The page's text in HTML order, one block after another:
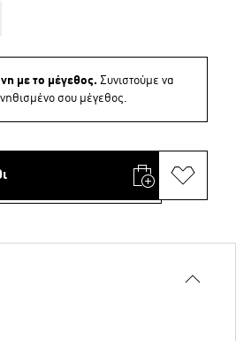
με το μέγεθος. Συνιστούμε να
σου μέγεθος.